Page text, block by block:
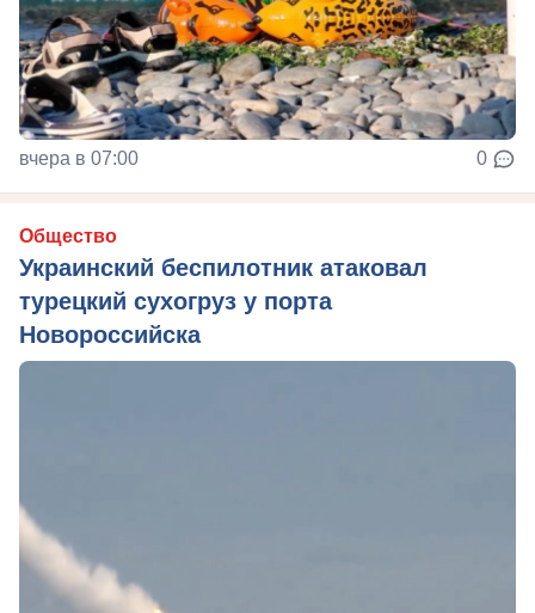
вчера в 07:00 0
Общество
Украинский беспилотник атаковал
турецкий сухогруз у порта
Новороссийска